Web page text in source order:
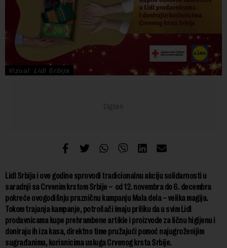
Vizual: Lidl Srbija
Lidl Srbija i ove godine sprovodi tradicionalnu akciju solidarnosti u
saradnji sa Crvenim krstom Srbije – od 12. novembra do 6. decembra
pokreće ovogodišnju prazničnu kampanju Mala dela – velika magija.
Tokom trajanja kampanje, potrošači imaju priliku da u svim Lidl
prodavnicama kupe prehrambene artikle i proizvode za ličnu higijenu i
doniraju ih iza kasa, direktno time pružajući pomoć najugroženijim
sugrađanima, korisnicima usluga Crvenog krsta Srbije.